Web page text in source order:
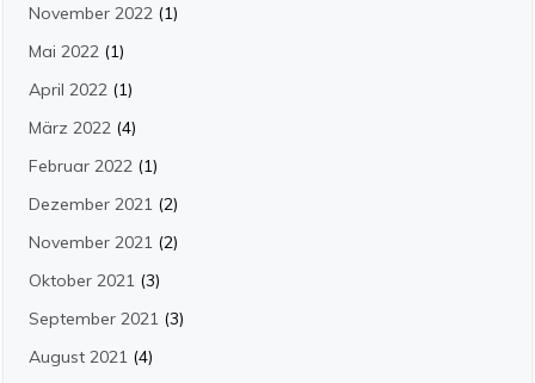
November 2022 (1)
Mai 2022 (1)
April 2022 (1)
März 2022 (4)
Februar 2022 (1)
Dezember 2021 (2)
November 2021 (2)
Oktober 2021 (3)
September 2021 (3)
August 2021 (4)